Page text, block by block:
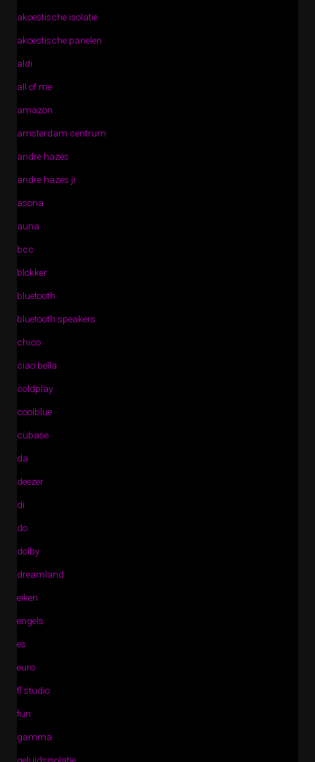
akoestische isolatie
akoestische panelen
aldi
all of me
amazon
amsterdam centrum
andre hazes
andre hazes jr
asona
auna
bcc
blokker
bluetooth
bluetooth speakers
chico
ciao bella
coldplay
coolblue
cubase
da
deezer
di
do
dolby
dreamland
eiken
engels
es
euro
fl studio
fun
gamma